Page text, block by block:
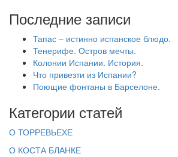
Последние записи
Тапас – истинно испанское блюдо.
Тенерифе. Остров мечты.
Колонии Испании. История.
Что привезти из Испании?
Поющие фонтаны в Барселоне.
Категории статей
О ТОРРЕВЬЕХЕ
О КОСТА БЛАНКЕ